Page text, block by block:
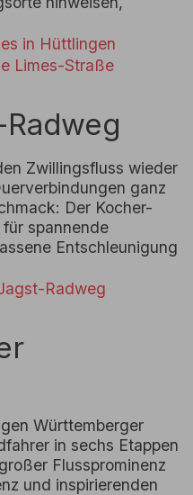
in Hüttlingen
Limes-Straße
Zwillingsfluss wieder
ganz
Der Kocher-
spannende
Entschleunigung
Radweg
Württemberger
in sechs Etappen
Flussprominenz
und inspirierenden